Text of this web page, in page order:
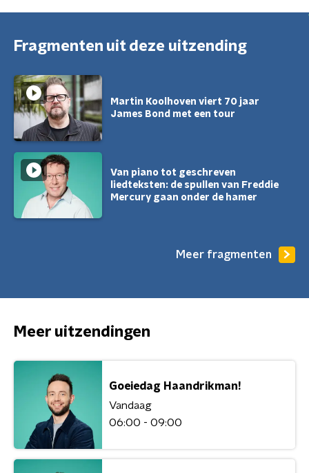
Fragmenten uit deze uitzending
Martin Koolhoven viert 70 jaar
James Bond met een tour
Van piano tot geschreven
liedteksten: de spullen van Freddie
Mercury gaan onder de hamer
Meer fragmenten
Meer uitzendingen
Goeiedag Haandrikman!
Vandaag
06:00 - 09:00